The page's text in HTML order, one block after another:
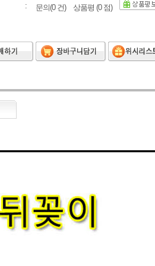
: 문의(0건) 상품평 (0점)